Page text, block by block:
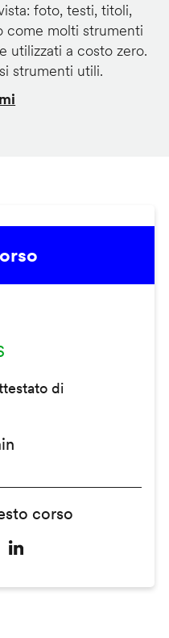
foto, testi, titoli,
come molti strumenti
utilizzati a costo zero.
strumenti utili.
di
corso